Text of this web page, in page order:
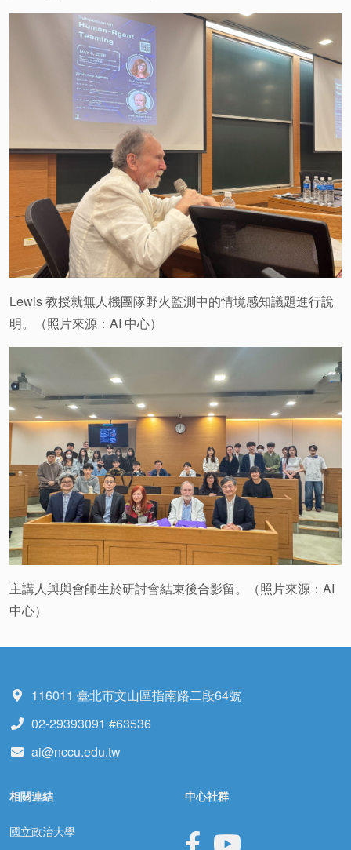
Lewis 教授就無人機團隊野火監測中的情境感知議題進行說
明。（照片來源：AI 中心）
主講人與與會師生於研討會結束後合影留。（照片來源：AI
中心）
116011 臺北市文山區指南路二段64號
02-29393091 #63536
ai@nccu.edu.tw
相關連結
國立政治大學
中心社群